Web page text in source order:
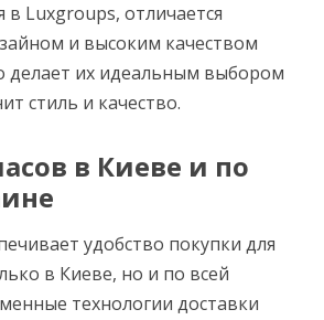
в Luxgroups, отличается
и высоким качеством
делает их идеальным выбором
стиль и качество.
в Киеве и по
удобство покупки для
в Киеве, но и по всей
технологии доставки